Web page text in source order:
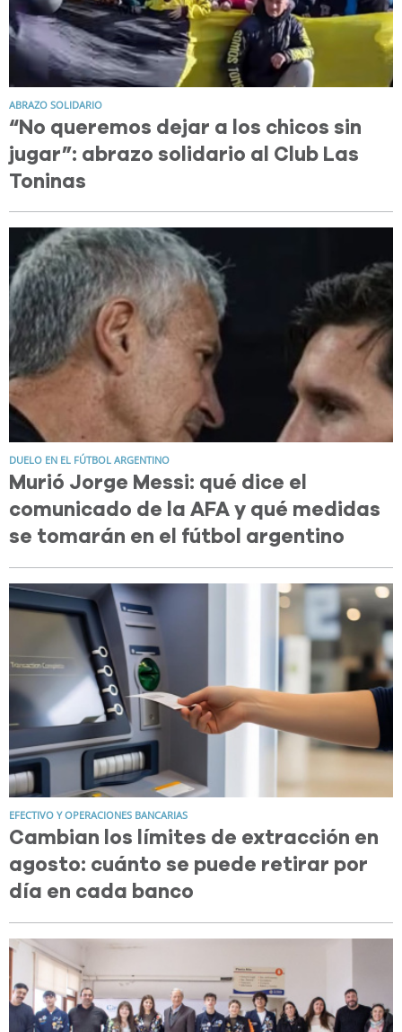
ABRAZO SOLIDARIO
“No queremos dejar a los chicos sin
jugar”: abrazo solidario al Club Las
Toninas
DUELO EN EL FÚTBOL ARGENTINO
Murió Jorge Messi: qué dice el
comunicado de la AFA y qué medidas
se tomarán en el fútbol argentino
EFECTIVO Y OPERACIONES BANCARIAS
Cambian los límites de extracción en
agosto: cuánto se puede retirar por
día en cada banco